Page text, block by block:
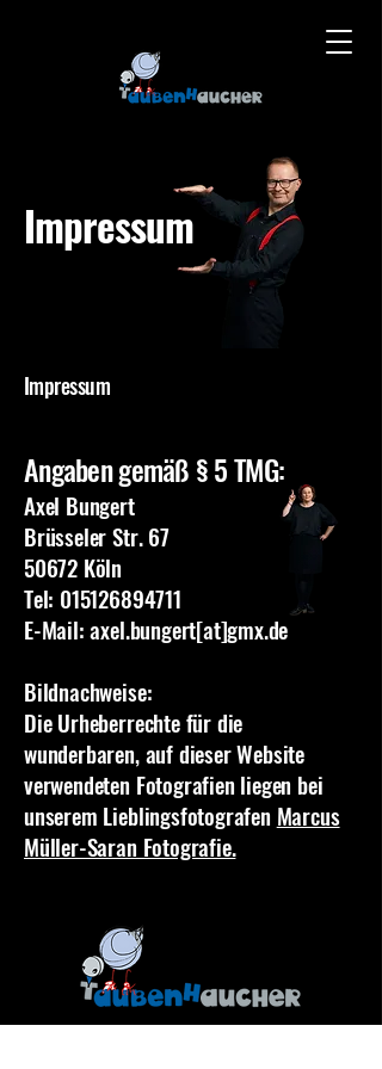
Impressum
Impressum
Angaben gemäß § 5 TMG:
Axel Bungert
Brüsseler Str. 67
50672 Köln
Tel: 015126894711
E-Mail: axel.bungert[at]gmx.de
Bildnachweise:
Die Urheberrechte für die
wunderbaren, auf dieser Website
verwendeten Fotografien liegen bei
unserem Lieblingsfotografen Marcus
Müller-Saran Fotografie.